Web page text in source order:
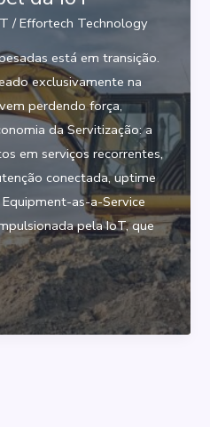
/Effortech Technology
está em transição.
exclusivamente na
perdendo força,
da Servitização: a
em serviços recorrentes,
conectada, uptime
as-a-Service
pela IoT, que